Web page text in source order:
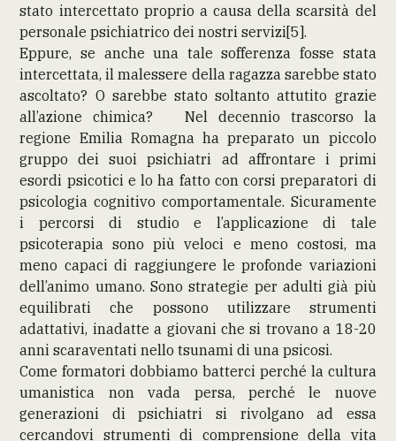
stato intercettato proprio a causa della scarsità del
personale psichiatrico dei nostri servizi[5].
Eppure, se anche una tale sofferenza fosse stata
intercettata, il malessere della ragazza sarebbe stato
ascoltato? O sarebbe stato soltanto attutito grazie
all’azione chimica? Nel decennio trascorso la
regione Emilia Romagna ha preparato un piccolo
gruppo dei suoi psichiatri ad affrontare i primi
esordi psicotici e lo ha fatto con corsi preparatori di
psicologia cognitivo comportamentale. Sicuramente
i percorsi di studio e l’applicazione di tale
psicoterapia sono più veloci e meno costosi, ma
meno capaci di raggiungere le profonde variazioni
dell’animo umano. Sono strategie per adulti già più
equilibrati che possono utilizzare strumenti
adattativi, inadatte a giovani che si trovano a 18-20
anni scaraventati nello tsunami di una psicosi.
Come formatori dobbiamo batterci perché la cultura
umanistica non vada persa, perché le nuove
generazioni di psichiatri si rivolgano ad essa
cercandovi strumenti di comprensione della vita